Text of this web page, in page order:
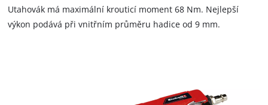
Utahovák má maximální krouticí moment 68 Nm. Nejlepší
výkon podává při vnitřním průměru hadice od 9 mm.